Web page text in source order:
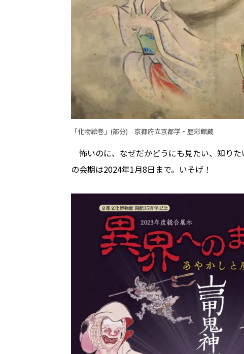
「化物絵巻」(部分) 京都府立京都学・歴彩館蔵
怖いのに、なぜだかどうにも見たい、知り
の会期は2024年1月8日まで。いそげ！